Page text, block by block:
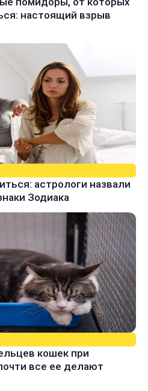
настоящий взрыв
астрологи назвали
Зодиака
кошек при
все ее делают